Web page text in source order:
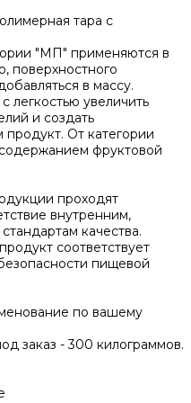
тара с
"МП" применяются в
поверхностного
в массу.
легкостью увеличить
и создать
От категории
фруктовой
проходят
внутренним,
качества.
соответствует
пищевой
по вашему
заказ - 300 килограммов.